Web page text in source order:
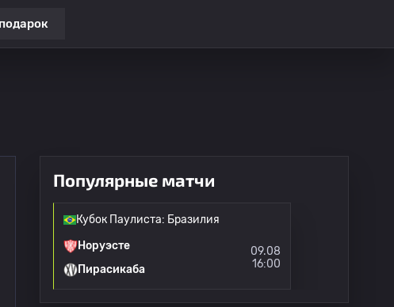
Популярные матчи
Кубок Паулиста: Бразилия
Норуэсте
Пирасикаба
09.08
16:00